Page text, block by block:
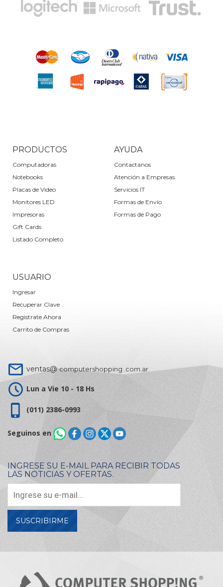
PRODUCTOS
Computadoras
Notebooks
Placas de Video
Monitores LED
Impresoras
Gift Cards
Listado Completo
AYUDA
Contactanos
Atención a Empresas
Servicios IT
Formas de Envío
Formas de Pago
USUARIO
Ingresar
Recuperar Clave
Registrate Ahora
Carrito de Compras
ventas@computershopping .com.ar
Lun a Vie 10 - 18 Hs
(011) 2386-0993
Seguinos en
INGRESE SU E-MAIL PARA RECIBIR TODAS
LAS NOTICIAS Y OFERTAS.
SUSCRIBIRME